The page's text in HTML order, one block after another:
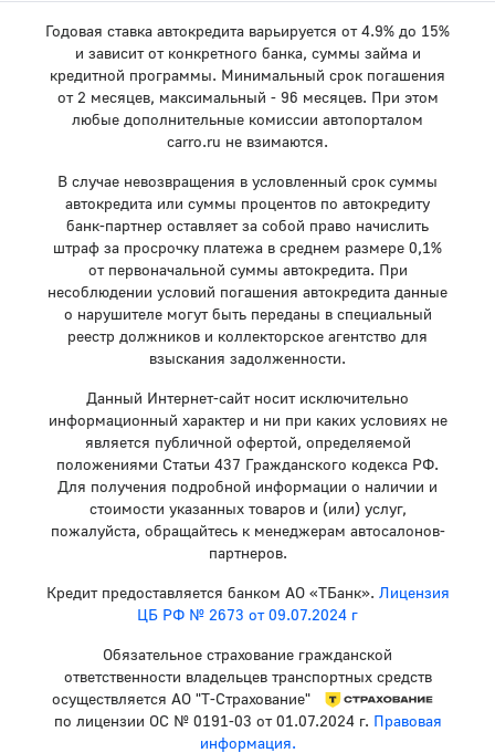
Годовая ставка автокредита варьируется от 4.9% до 15%
и зависит от конкретного банка, суммы займа и
кредитной программы. Минимальный срок погашения
от 2 месяцев, максимальный - 96 месяцев. При этом
любые дополнительные комиссии автопорталом
carro.ru не взимаются.
В случае невозвращения в условленный срок суммы
автокредита или суммы процентов по автокредиту
банк-партнер оставляет за собой право начислить
штраф за просрочку платежа в среднем размере 0,1%
от первоначальной суммы автокредита. При
несоблюдении условий погашения автокредита данные
о нарушителе могут быть переданы в специальный
реестр должников и коллекторское агентство для
взыскания задолженности.
Данный Интернет-сайт носит исключительно
информационный характер и ни при каких условиях не
является публичной офертой, определяемой
положениями Статьи 437 Гражданского кодекса РФ.
Для получения подробной информации о наличии и
стоимости указанных товаров и (или) услуг,
пожалуйста, обращайтесь к менеджерам автосалонов-
партнеров.
Кредит предоставляется банком АО «ТБанк». Лицензия
ЦБ РФ № 2673 от 09.07.2024 г
Обязательное страхование гражданской
ответственности владельцев транспортных средств
осуществляется АО "Т-Страхование"
по лицензии ОС № 0191-03 от 01.07.2024 г. Правовая
информация.